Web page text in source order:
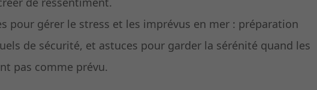
pour gérer le stress et les imprévus en mer : préparation
de sécurité, et astuces pour garder la sérénité quand les
pas comme prévu.